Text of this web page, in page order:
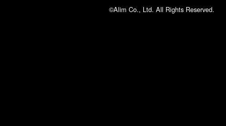
©Alim Co., Ltd. All Rights Reserved.